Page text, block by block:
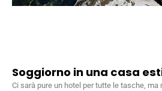
Soggiorno in una casa
Ci sarà pure un hotel per tutte le tasche, ma